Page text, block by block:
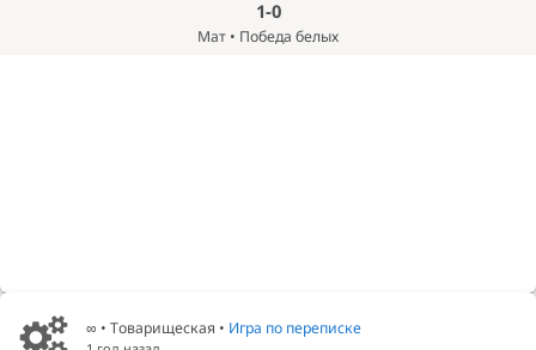
1-0
Мат • Победа белых
∞ • Товарищеская • Игра по переписке